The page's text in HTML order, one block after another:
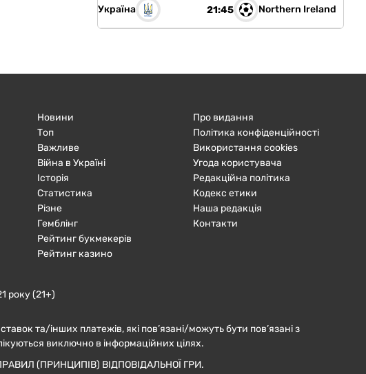
Україна 21:45 Northern Ireland
Новини
Топ
Важливе
Війна в Україні
Історія
Статистика
Різне
Гемблінг
Рейтинг букмекерів
Рейтинг казино
Про видання
Політика конфіденційності
Використання cookies
Угода користувача
Редакційна політика
Кодекс етики
Наша редакція
Контакти
року (21+)
та/інших платежів, які пов’язані/можуть бути пов’язані з
виключно в інформаційних цілях.
(ПРИНЦИПІВ) ВІДПОВІДАЛЬНОЇ ГРИ.